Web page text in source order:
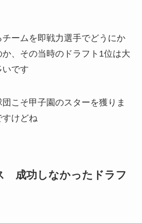
ームを即戦力選手でどうにか
か、その当時のドラフト1位は大
です
こそ甲子園のスターを獲りま
すけどね
成功しなかったドラフ